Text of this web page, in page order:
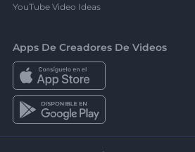
YouTube Video Ideas
Apps De Creadores De Videos